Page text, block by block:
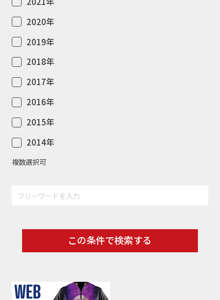
イベント
キャンペーン
お問合せ
2020年
2019年
2018年
2017年
2016年
2015年
2014年
複数選択可
この条件で検索する